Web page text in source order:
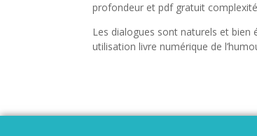
profondeur et pdf gratuit
Les dialogues sont naturels et bien
utilisation livre numérique de